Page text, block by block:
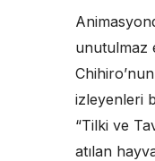
unutulmaz
izleyenleri
“Tilki ve
atılan